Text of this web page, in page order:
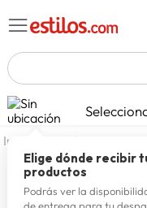
TÉRMINOS MÁS
1. zapatillas mujer
2. celulares
3. zapatillas hombre
Elige dónde recibir
productos
Podrás ver la
moda y
HIDRAULIO
Hidraulio Polo